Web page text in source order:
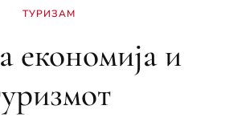
ТУРИЗАМ
економија и